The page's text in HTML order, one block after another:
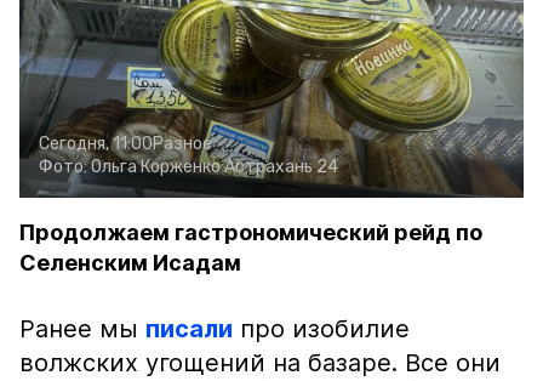
Сегодня, 11:00Разное
Фото:Ольга КорженкоАстрахань 24
Продолжаем гастрономический рейд по
Селенским Исадам
Ранее мы писали про изобилие
волжских угощений на базаре. Все они